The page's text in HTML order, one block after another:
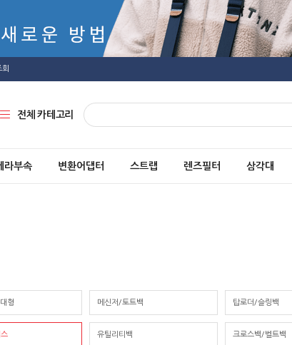
전체 카테고리
라부속 변환어댑터 스트랩 렌즈필터 삼각대
형 메신저/토트백 탑로더/슬링백
유틸리티백 크로스백/벨트백